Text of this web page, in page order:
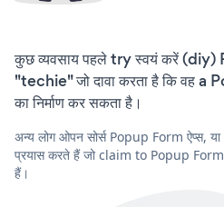
कुछ व्यवसाय पहले try स्वयं करें
"techie" जो दावा करता है कि वह
का निर्माण कर सकता है।
अन्य लोग ओपन सोर्स Popup Form ऐप्स,
प्रयास करते हैं जो claim to Popup
हैं।